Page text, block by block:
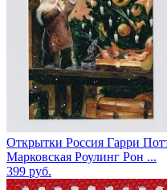
Открытки Россия Гарри
Марковская Роулинг Рон ...
399 руб.